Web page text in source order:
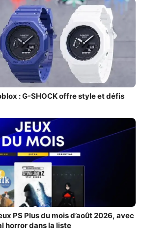
: G-SHOCK offre style et défis
PS Plus du mois d’août 2026, avec
horror dans la liste